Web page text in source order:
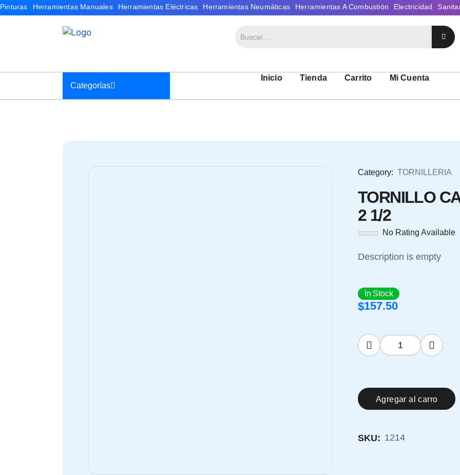
Categorías
Inicio Tienda Carrito Mi Cuenta
Category: TORNILLERIA
TORNILLO
2 1/2
No Rating Available
Description is empty
In Stock
$157.50
Agregar al carro
SKU: 1214